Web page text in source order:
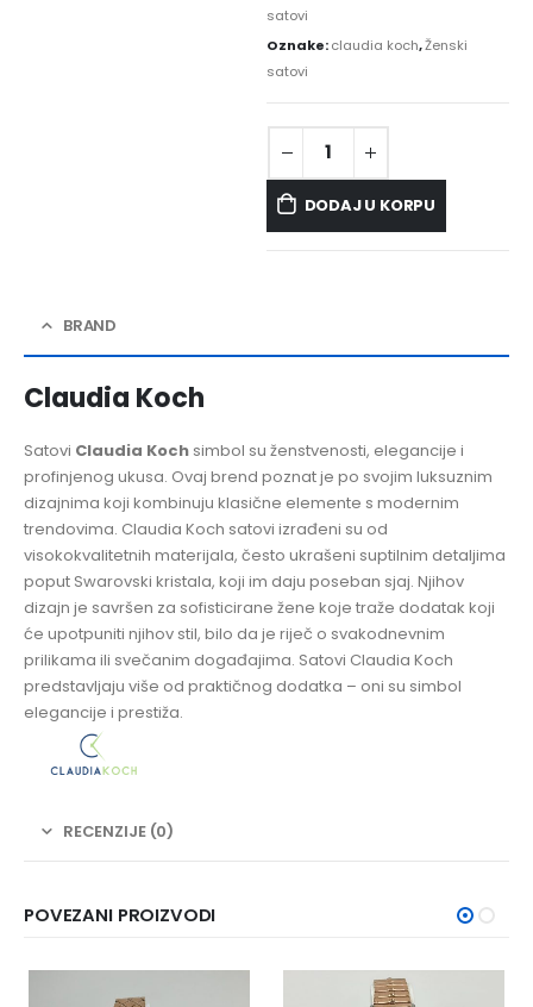
satovi
Oznake:claudia koch,Ženski
satovi
DODAJ U KORPU
BRAND
Claudia Koch
Satovi Claudia Koch simbol su ženstvenosti, elegancije i
profinjenog ukusa. Ovaj brend poznat je po svojim luksuznim
dizajnima koji kombinuju klasične elemente s modernim
trendovima. Claudia Koch satovi izrađeni su od
visokokvalitetnih materijala, često ukrašeni suptilnim detaljima
poput Swarovski kristala, koji im daju poseban sjaj. Njihov
dizajn je savršen za sofisticirane žene koje traže dodatak koji
će upotpuniti njihov stil, bilo da je riječ o svakodnevnim
prilikama ili svečanim događajima. Satovi Claudia Koch
predstavljaju više od praktičnog dodatka – oni su simbol
elegancije i prestiža.
RECENZIJE (0)
POVEZANI PROIZVODI